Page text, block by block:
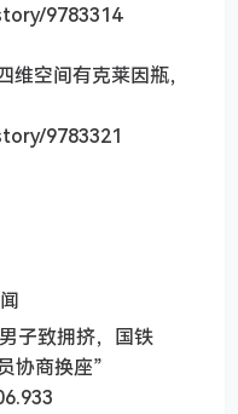
9783314
空间有克莱因瓶，
9783321
子致拥挤，国铁
协商换座”